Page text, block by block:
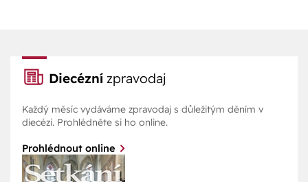
Diecézní zpravodaj
Každý měsíc vydáváme zpravodaj s důležitým děním v
diecézi. Prohlédněte si ho online.
Prohlédnout online